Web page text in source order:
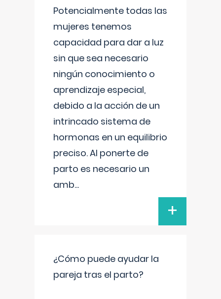
Potencialmente todas las
mujeres tenemos
capacidad para dar a luz
sin que sea necesario
ningún conocimiento o
aprendizaje especial,
debido a la acción de un
intrincado sistema de
hormonas en un equilibrio
preciso. Al ponerte de
parto es necesario un
amb...
+
¿Cómo puede ayudar la
pareja tras el parto?